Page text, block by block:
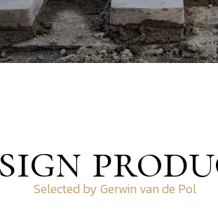
Selected by Gerwin van de Pol